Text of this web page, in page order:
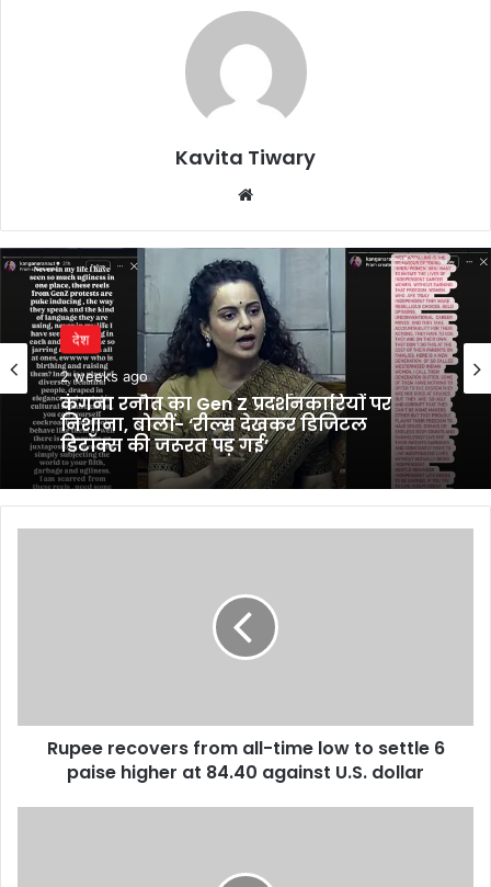
Kavita Tiwary
देश
2 weeks ago
कंगना रनौत का Gen Z प्रदर्शनकारियों पर
निशाना, बोलीं- ‘रील्स देखकर डिजिटल
डिटॉक्स की जरूरत पड़ गई’
6
paiseRupee recovers from all-time low to settle 6
paise higher at 84.40 against U.S. dollar